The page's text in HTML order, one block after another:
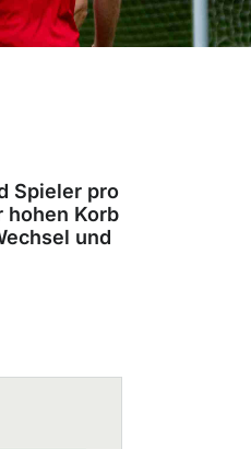
Spieler pro
hohen Korb
und